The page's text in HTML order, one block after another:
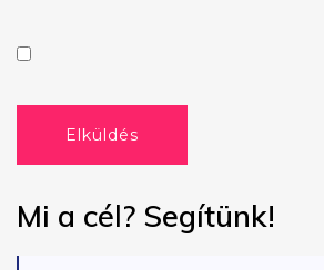
Elküldés
Mi a cél? Segítünk!